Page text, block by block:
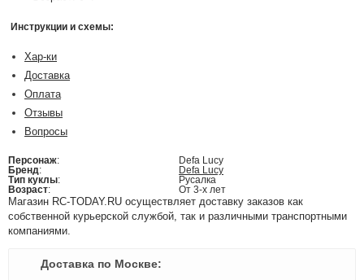
Инструкции и схемы:
Хар-ки
Доставка
Оплата
Отзывы
Вопросы
Персонаж:
Defa Luсy
Бренд:
Defa Lucy
Тип куклы:
Русалка
Возраст: От 3-х лет
Магазин RC-TODAY.RU осуществляет доставку заказов как
собственной курьерской службой, так и различными транспортными
компаниями.
Доставка по Москве: